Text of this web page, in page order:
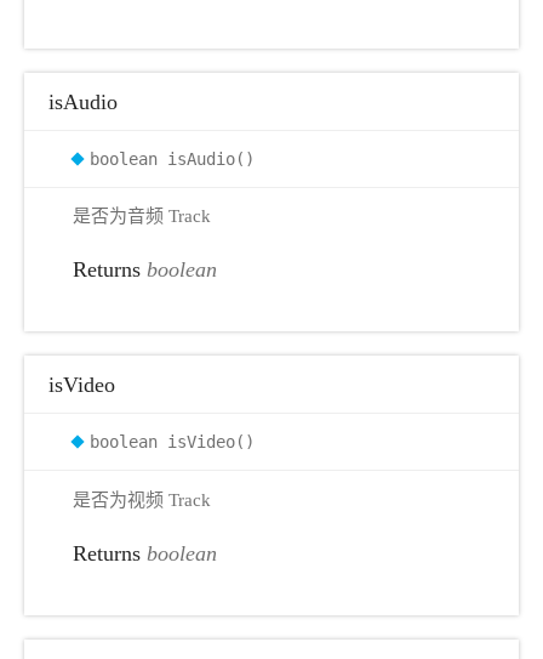
isAudio
boolean isAudio()
是否为音频 Track
Returns boolean
isVideo
boolean isVideo()
是否为视频 Track
Returns boolean